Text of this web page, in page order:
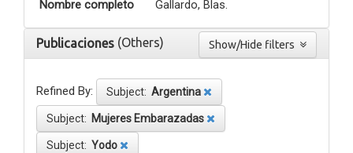
Nombre completo Gallardo, Blas.
Publicaciones (Others)
Refined By: Subject: Argentina
Subject: Mujeres Embarazadas
Subject: Yodo